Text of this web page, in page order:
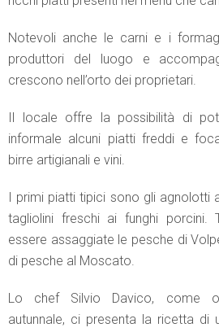
Notevoli anche le carni e i
produttori del luogo e
crescono nell’orto dei proprietari.
Il locale offre la possibilità di
informale alcuni piatti freddi e
birre artigianali e vini.
I primi piatti tipici sono gli
tagliolini freschi ai funghi
essere assaggiate le pesche di
di pesche al Moscato.
Lo chef Silvio Davico, come
autunnale, ci presenta la ricetta